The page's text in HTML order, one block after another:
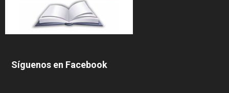
Síguenos en Facebook